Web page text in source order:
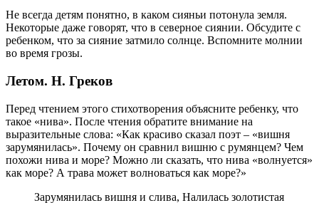
Не всегда детям понятно, в каком сияньи потонула земля.
Некоторые даже говорят, что в северное сиянии. Обсудите с
ребенком, что за сияние затмило солнце. Вспомните молнии
во время грозы.
Летом. Н. Греков
Перед чтением этого стихотворения объясните ребенку, что
такое «нива». После чтения обратите внимание на
выразительные слова: «Как красиво сказал поэт – «вишня
зарумянилась». Почему он сравнил вишню с румянцем? Чем
похожи нива и море? Можно ли сказать, что нива «волнуется»
как море? А трава может волноваться как море?»
Зарумянилась вишня и слива, Налилась золотистая